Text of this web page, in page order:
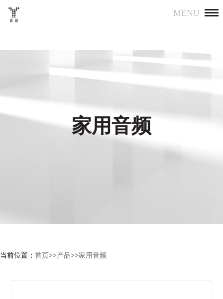
MENU
家用音频
当前位置： 首页>>产品>>家用音频